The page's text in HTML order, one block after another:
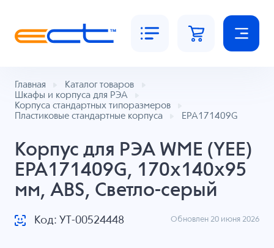
Главная
Каталог товаров
Шкафы и корпуса для РЭА
Корпуса стандартных типоразмеров
Пластиковые стандартные корпуса
EPA171409G
Корпус для РЭА WME (YEE)
EPA171409G, 170x140x95
мм, ABS, Светло-серый
Код: УТ-00524448 Обновлен 20 июня 2026